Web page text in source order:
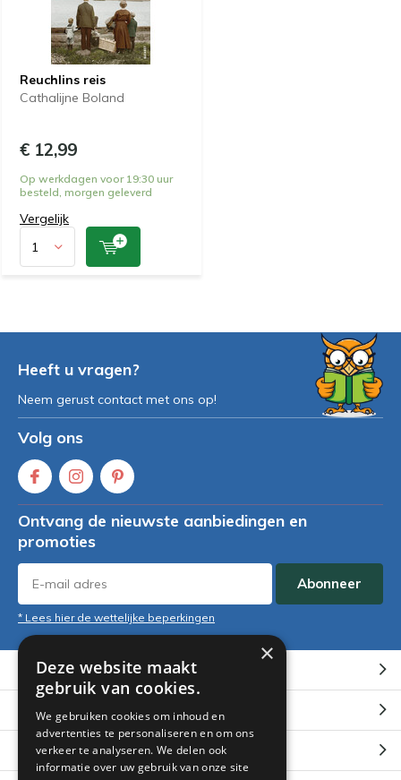
Reuchlins reis
Cathalijne Boland
€ 12,99
Op werkdagen voor 19:30 uur
besteld, morgen geleverd
Vergelijk
Heeft u vragen?
Neem gerust contact met ons op!
Volg ons
Ontvang de nieuwste aanbiedingen en
promoties
Abonneer
* Lees hier de wettelijke beperkingen
Klantenservice
Mijn account
Categorieën
×
Deze website maakt
gebruik van cookies.
We gebruiken cookies om inhoud en
advertenties te personaliseren en om ons
verkeer te analyseren. We delen ook
informatie over uw gebruik van onze site